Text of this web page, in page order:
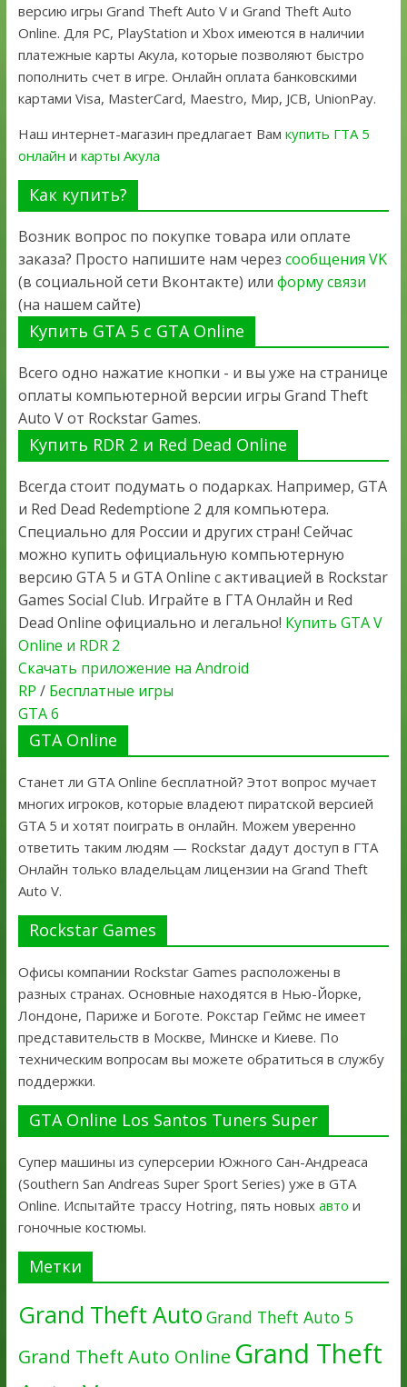
версию игры Grand Theft Auto V и Grand Theft Auto
Online. Для PC, PlayStation и Xbox имеются в наличии
платежные карты Акула, которые позволяют быстро
пополнить счет в игре. Онлайн оплата банковскими
картами Visa, MasterCard, Maestro, Мир, JCB, UnionPay.
Наш интернет-магазин предлагает Вам купить ГТА 5
онлайн и карты Акула
Как купить?
Возник вопрос по покупке товара или оплате
заказа? Просто напишите нам через сообщения VK
(в социальной сети Вконтакте) или форму связи
(на нашем сайте)
Купить GTA 5 с GTA Online
Всего одно нажатие кнопки - и вы уже на странице
оплаты компьютерной версии игры Grand Theft
Auto V от Rockstar Games.
Купить RDR 2 и Red Dead Online
Всегда стоит подумать о подарках. Например, GTA
и Red Dead Redemptione 2 для компьютера.
Специально для России и других стран! Сейчас
можно купить официальную компьютерную
версию GTA 5 и GTA Online с активацией в Rockstar
Games Social Club. Играйте в ГТА Онлайн и Red
Dead Online официально и легально! Купить GTA V
Online и RDR 2
Скачать приложение на Android
RP / Бесплатные игры
GTA 6
GTA Online
Станет ли GTA Online бесплатной? Этот вопрос мучает
многих игроков, которые владеют пиратской версией
GTA 5 и хотят поиграть в онлайн. Можем уверенно
ответить таким людям — Rockstar дадут доступ в ГТА
Онлайн только владельцам лицензии на Grand Theft
Auto V.
Rockstar Games
Офисы компании Rockstar Games расположены в
разных странах. Основные находятся в Нью-Йорке,
Лондоне, Париже и Боготе. Рокстар Геймс не имеет
представительств в Москве, Минске и Киеве. По
техническим вопросам вы можете обратиться в службу
поддержки.
GTA Online Los Santos Tuners Super
Супер машины из суперсерии Южного Сан-Андреаса
(Southern San Andreas Super Sport Series) уже в GTA
Online. Испытайте трассу Hotring, пять новых авто и
гоночные костюмы.
Метки
Grand Theft Auto Grand Theft Auto 5
Grand Theft Auto Online Grand Theft